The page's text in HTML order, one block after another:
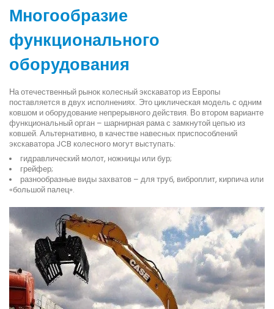
Многообразие
функционального
оборудования
На отечественный рынок колесный экскаватор из Европы
поставляется в двух исполнениях. Это циклическая модель с одним
ковшом и оборудование непрерывного действия. Во втором варианте
функциональный орган – шарнирная рама с замкнутой цепью из
ковшей. Альтернативно, в качестве навесных приспособлений
экскаватора JCB колесного могут выступать:
гидравлический молот, ножницы или бур;
грейфер;
разнообразные виды захватов – для труб, виброплит, кирпича или
«большой палец».